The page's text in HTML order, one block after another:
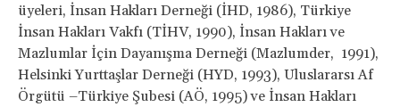
üyeleri, İnsan Hakları Derneği (İHD, 1986), Türkiye
İnsan Hakları Vakfı (TİHV, 1990), İnsan Hakları ve
Mazlumlar İçin Dayanışma Derneği (Mazlumder, 1991),
Helsinki Yurttaşlar Derneği (HYD, 1993), Uluslararsı Af
Örgütü –Türkiye Şubesi (AÖ, 1995) ve İnsan Hakları